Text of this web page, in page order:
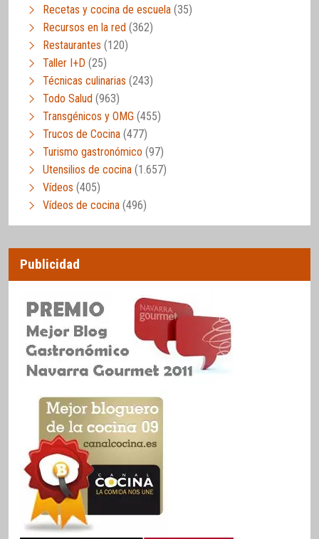
Recetas y cocina de escuela (35)
Recursos en la red (362)
Restaurantes (120)
Taller I+D (25)
Técnicas culinarias (243)
Todo Salud (963)
Transgénicos y OMG (455)
Trucos de Cocina (477)
Turismo gastronómico (97)
Utensilios de cocina (1.657)
Vídeos (405)
Vídeos de cocina (496)
Publicidad